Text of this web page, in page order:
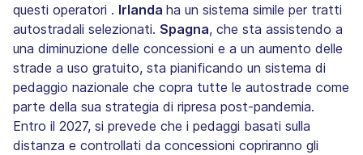
questi operatori . Irlanda ha un sistema simile per tratti
autostradali selezionati. Spagna, che sta assistendo a
una diminuzione delle concessioni e a un aumento delle
strade a uso gratuito, sta pianificando un sistema di
pedaggio nazionale che copra tutte le autostrade come
parte della sua strategia di ripresa post-pandemia.
Entro il 2027, si prevede che i pedaggi basati sulla
distanza e controllati da concessioni copriranno gli